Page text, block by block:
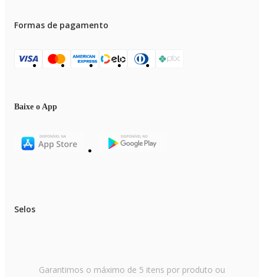
Formas de pagamento
Baixe o App
Selos
Garantimos o máximo de 5 itens por produto ou